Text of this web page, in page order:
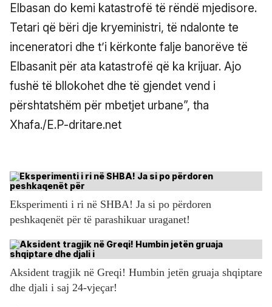
Elbasan do kemi katastrofë të rëndë mjedisore.
Tetari që bëri dje kryeministri, të ndalonte te
inceneratori dhe t’i kërkonte falje banorëve të
Elbasanit për ata katastrofë që ka krijuar. Ajo
fushë të bllokohet dhe të gjendet vend i
përshtatshëm për mbetjet urbane”, tha
Xhafa./E.P-dritare.net
Eksperimenti i ri në SHBA! Ja si po përdoren
peshkaqenët për të parashikuar uraganet!
Aksident tragjik në Greqi! Humbin jetën gruaja shqiptare
dhe djali i saj 24-vjeçar!